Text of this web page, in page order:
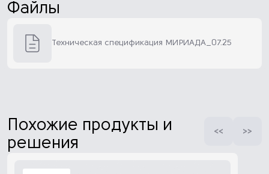
Файлы
Техническая спецификация МИРИАДА_07.25
Похожие продукты и
решения